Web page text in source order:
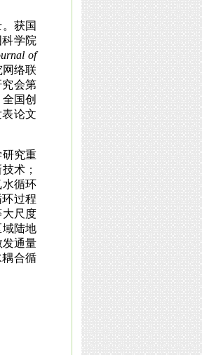
获国
学院
of
络联
会第
国创
论文
究重
术；
循环
过程
尺度
域陆地
发通量
耦合循